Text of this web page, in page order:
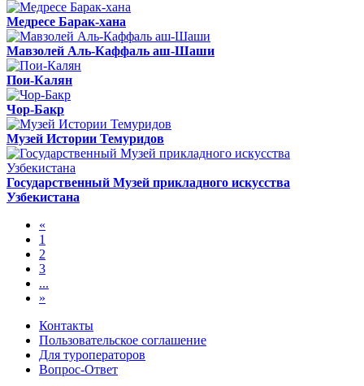
Медресе Барак-хана
Мавзолей Аль-Каффаль аш-Шаши
Пои-Калян
Чор-Бакр
Музей Истории Темуридов
Государственный Музей прикладного искусства
Узбекистана
«
1
2
3
...
»
Контакты
Пользовательское соглашение
Для туроператоров
Вопрос-Ответ